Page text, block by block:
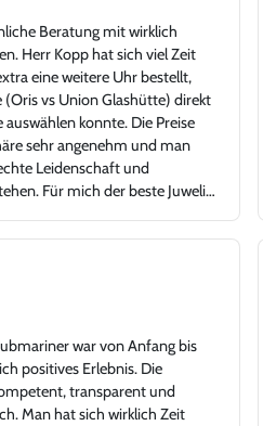
Beratung mit wirklich
Herr Kopp hat sich viel Zeit
eine weitere Uhr bestellt,
vs Union Glashütte) direkt
konnte. Die Preise
sehr angenehm und man
Leidenschaft und
Für mich der beste Juwelier
Ich bin sehr froh,
zu haben, und werde definitiv
war von Anfang bis
positives Erlebnis. Die
transparent und
Man hat sich wirklich Zeit